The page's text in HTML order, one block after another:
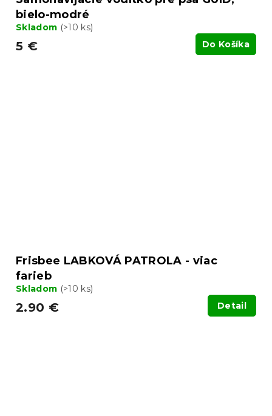
bielo-modré
Skladom (>10 ks)
5 € Do Košíka
Frisbee LABKOVÁ PATROLA - viac
farieb
Skladom (>10 ks)
2.90 € Detail